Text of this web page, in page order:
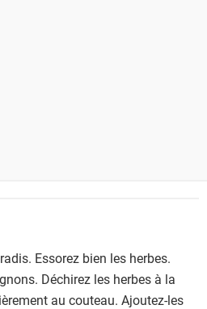
Essorez bien les herbes.
Déchirez les herbes à la
au couteau. Ajoutez-les